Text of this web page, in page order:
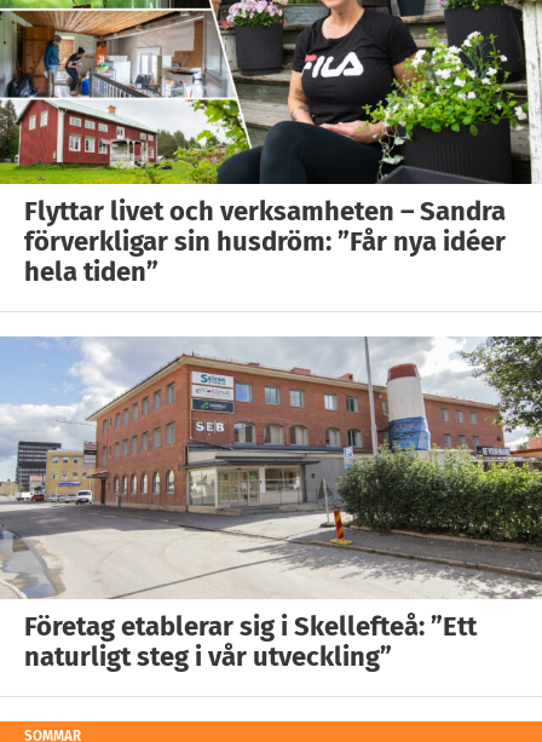
Flyttar livet och verksamheten – Sandra
förverkligar sin husdröm: ”Får nya idéer
hela tiden”
Företag etablerar sig i Skellefteå: ”Ett
naturligt steg i vår utveckling”
SOMMAR